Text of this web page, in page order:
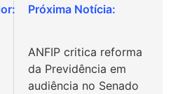
ANFIP critica reforma
da Previdência em
audiência no Senado